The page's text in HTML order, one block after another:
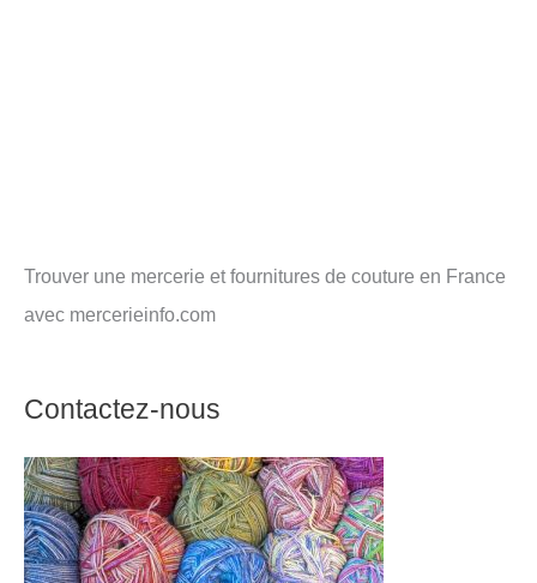
Trouver une mercerie et fournitures de couture en France
avec mercerieinfo.com
Contactez-nous